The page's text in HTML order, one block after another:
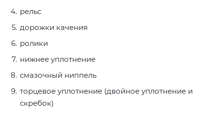
рельс
дорожки качения
ролики
нижнее уплотнение
смазочный ниппель
торцевое уплотнение (двойное уплотнение и
скребок)